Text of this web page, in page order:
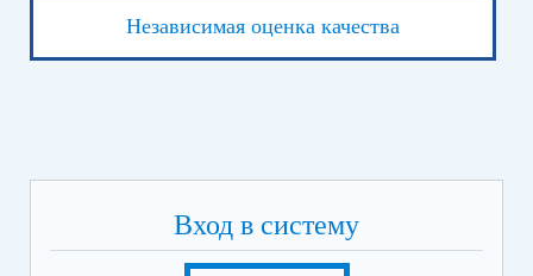
Независимая оценка качества
Вход в систему